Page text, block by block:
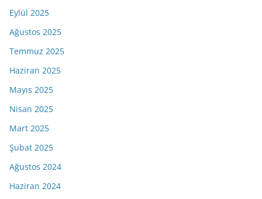
Eylül 2025
Ağustos 2025
Temmuz 2025
Haziran 2025
Mayıs 2025
Nisan 2025
Mart 2025
Şubat 2025
Ağustos 2024
Haziran 2024